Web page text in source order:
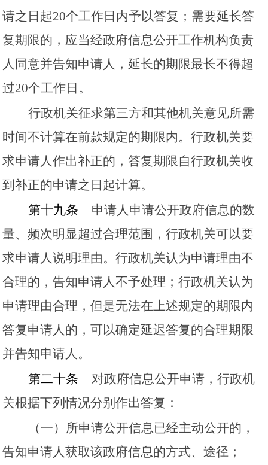
请之日起20个工作日内予以答复；需要延长答
复期限的，应当经政府信息公开工作机构负责
人同意并告知申请人，延长的期限最长不得超
过20个工作日。
行政机关征求第三方和其他机关意见所需
时间不计算在前款规定的期限内。行政机关要
求申请人作出补正的，答复期限自行政机关收
到补正的申请之日起计算。
第十九条
申请人申请公开政府信息的数
量、频次明显超过合理范围，行政机关可以要
求申请人说明理由。行政机关认为申请理由不
合理的，告知申请人不予处理；行政机关认为
申请理由合理，但是无法在上述规定的期限内
答复申请人的，可以确定延迟答复的合理期限
并告知申请人。
第二十条
对政府信息公开申请，行政机
关根据下列情况分别作出答复：
（一）所申请公开信息已经主动公开的，
告知申请人获取该政府信息的方式、途径；